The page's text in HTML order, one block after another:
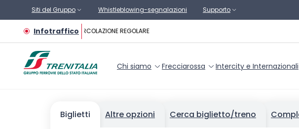
Vai al contenuto principale
Siti del Gruppo Whistleblowing-segnalazioni Supporto
InfotrafficoCIRCOLAZIONE REGOLARE
Chi siamo Frecciarossa Intercity e Internazionali
Biglietti Altre opzioni Cerca biglietto/treno